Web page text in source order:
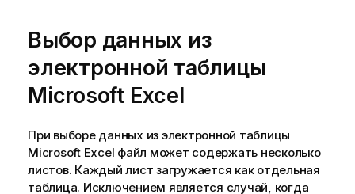
ин
ф
о
р
ц
и
и
Выбор данных из
электронной таблицы
Microsoft Excel
При выборе данных из электронной таблицы
Microsoft Excel файл может содержать несколько
листов. Каждый лист загружается как отдельная
таблица. Исключением является случай, когда